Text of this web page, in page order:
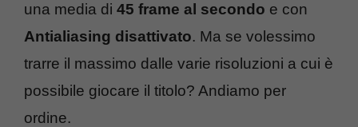
una media di 45 frame al secondo e con
Antialiasing disattivato. Ma se volessimo
trarre il massimo dalle varie risoluzioni a cui è
possibile giocare il titolo? Andiamo per
ordine.